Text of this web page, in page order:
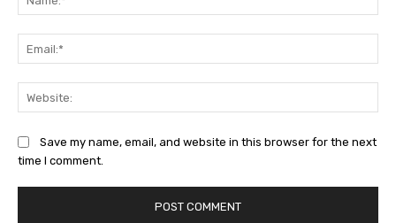
Save my name, email, and website in this browser for the next
time I comment.